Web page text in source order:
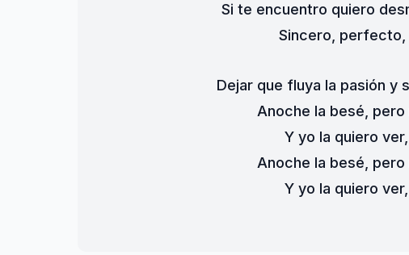
Si te encuentro quiero
Sincero, perfecto,
Dejar que fluya la pasión y
Anoche la besé,
Y yo la quiero
Anoche la besé,
Y yo la quiero